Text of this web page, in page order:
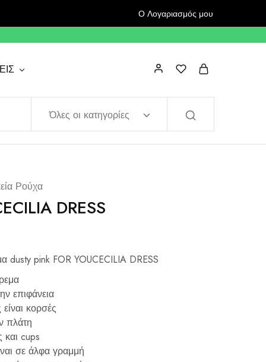
Ο Λογαριασμός μου
Όλες οι κατηγορίες
Ρούχα
DRESS
dusty pink FOR YOUCECILIA DRESS
επιφάνεια
κορσές
πλάτη
και cups
σε άλφα γραμμή